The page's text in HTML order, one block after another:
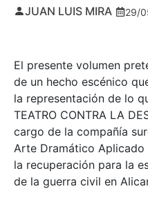
JUAN LUIS MIRA 29/
El presente volumen
de un hecho escénico
la representación de lo
TEATRO CONTRA LA
cargo de la compañía
Arte Dramático
la recuperación para la
de la guerra civil en